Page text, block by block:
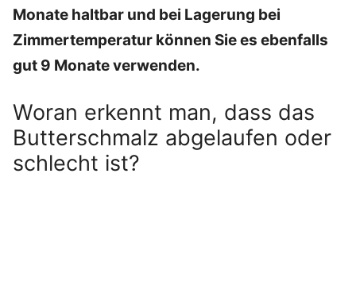
Monate haltbar und bei Lagerung bei
Zimmertemperatur können Sie es ebenfalls
gut 9 Monate verwenden.
Woran erkennt man, dass das
Butterschmalz abgelaufen oder
schlecht ist?